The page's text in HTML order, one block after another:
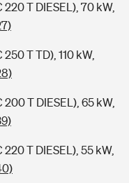
T DIESEL), 70 kW,
T TD), 110 kW,
T DIESEL), 65 kW,
T DIESEL), 55 kW,